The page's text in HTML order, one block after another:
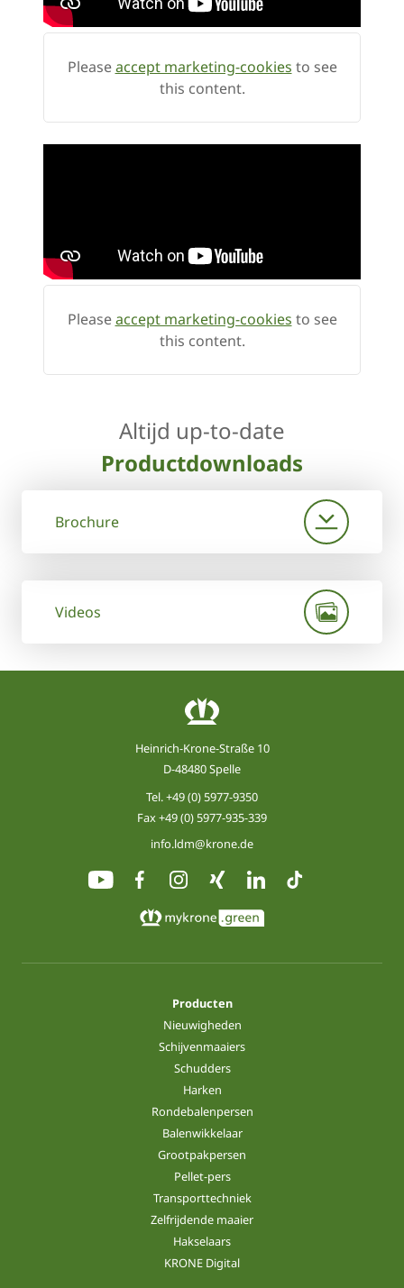
Pleaseaccept marketing-cookies to see
this content.
Pleaseaccept marketing-cookies to see
this content.
Altijd up-to-date
Productdownloads
Brochure
Videos
Heinrich-Krone-Straße 10
D-48480 Spelle
Tel.+49 (0) 5977-9350
Fax +49 (0) 5977-935-339
info.ldm@krone.de
Producten
Nieuwigheden
Schijvenmaaiers
Schudders
Harken
Rondebalenpersen
Balenwikkelaar
Grootpakpersen
Pellet-pers
Transporttechniek
Zelfrijdende maaier
Hakselaars
KRONE Digital